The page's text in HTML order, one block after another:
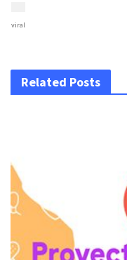
viral
Related Posts